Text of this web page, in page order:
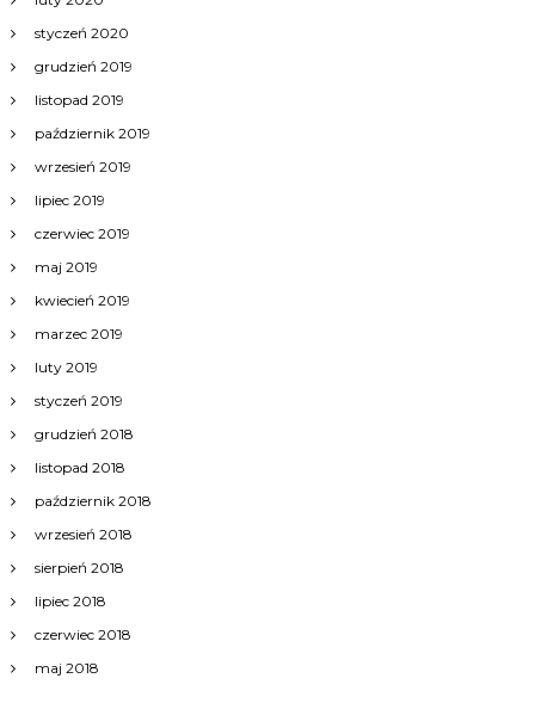
styczeń 2020
grudzień 2019
listopad 2019
październik 2019
wrzesień 2019
lipiec 2019
czerwiec 2019
maj 2019
kwiecień 2019
marzec 2019
luty 2019
styczeń 2019
grudzień 2018
listopad 2018
październik 2018
wrzesień 2018
sierpień 2018
lipiec 2018
czerwiec 2018
maj 2018